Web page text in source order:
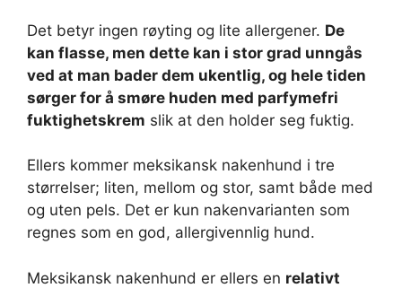
Det betyr ingen røyting og lite allergener. De
kan flasse, men dette kan i stor grad unngås
ved at man bader dem ukentlig, og hele tiden
sørger for å smøre huden med parfymefri
fuktighetskrem slik at den holder seg fuktig.
Ellers kommer meksikansk nakenhund i tre
størrelser; liten, mellom og stor, samt både med
og uten pels. Det er kun nakenvarianten som
regnes som en god, allergivennlig hund.
Meksikansk nakenhund er ellers en relativt